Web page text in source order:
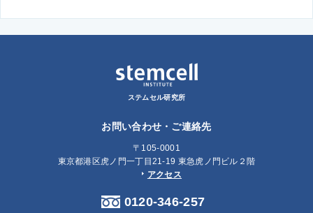
ステムセル研究所
お問い合わせ・ご連絡先
〒105-0001
東京都港区虎ノ門一丁目21-19 東急虎ノ門ビル２階
アクセス
0120-346-257